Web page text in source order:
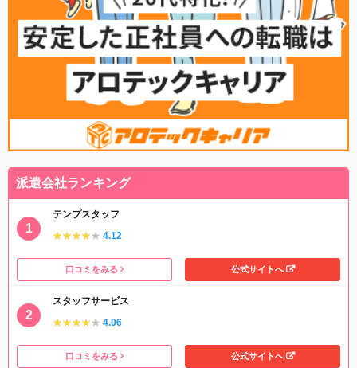
派遣会社ランキング
テンプスタッフ
★★★★★
★★★★★ 4.12
口コミをみる 公式サイトへ
スタッフサービス
★★★★★
★★★★★ 4.06
口コミをみる 公式サイトへ